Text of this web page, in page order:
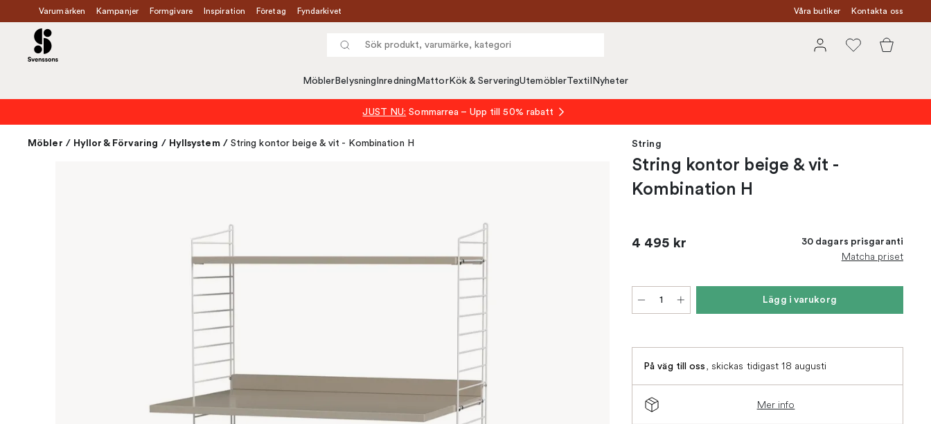
Varumärken Kampanjer Formgivare Inspiration Företag Fyndarkivet Våra butiker Kontakta oss
Möbler Belysning Inredning MattorKök & ServeringUtemöblerTextil Nyheter
JUST NU: Sommarrea – Upp till 50% rabatt
Möbler / Hyllor & Förvaring / Hyllsystem / String kontor beige & vit - Kombination H String
String kontor beige & vit -
Kombination H
4 495 kr 30 dagars prisgaranti
Matcha priset
Lägg i varukorg
På väg till oss , skickas tidigast 18 augusti
Mer info